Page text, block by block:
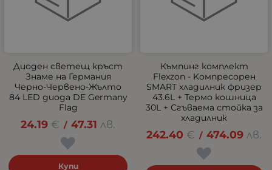
Диоден светещ кръст
Знаме на Германия
Черно-Червено-Жълто
84 LED диода DE Germany
Flag
24.19 € / 47.31 лв.
Купи
Къмпинг комплект
Flexzon - Kомпресорен
SMART хладилник фризер
43.6L + Термо кошница
30L + Сгъваема стойка за
хладилник
242.40 € / 474.09 лв.